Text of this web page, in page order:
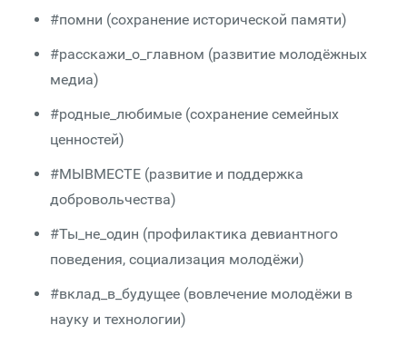
#помни (сохранение исторической памяти)
#расскажи_о_главном (развитие молодёжных
медиа)
#родные_любимые (сохранение семейных
ценностей)
#МЫВМЕСТЕ (развитие и поддержка
добровольчества)
#Ты_не_один (профилактика девиантного
поведения, социализация молодёжи)
#вклад_в_будущее (вовлечение молодёжи в
науку и технологии)